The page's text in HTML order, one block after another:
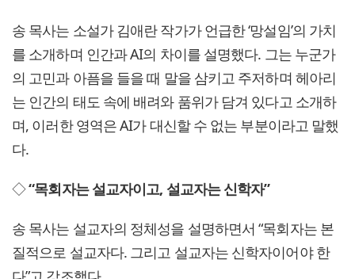
송 목사는 소설가 김애란 작가가 언급한 ‘망설임’의 가치
를 소개하며 인간과 AI의 차이를 설명했다. 그는 누군가
의 고민과 아픔을 들을 때 말을 삼키고 주저하며 헤아리
는 인간의 태도 속에 배려와 품위가 담겨 있다고 소개하
며, 이러한 영역은 AI가 대신할 수 없는 부분이라고 말했
다.
◇“목회자는 설교자이고, 설교자는 신학자”
송 목사는 설교자의 정체성을 설명하면서 “목회자는 본
질적으로 설교자다. 그리고 설교자는 신학자이어야 한